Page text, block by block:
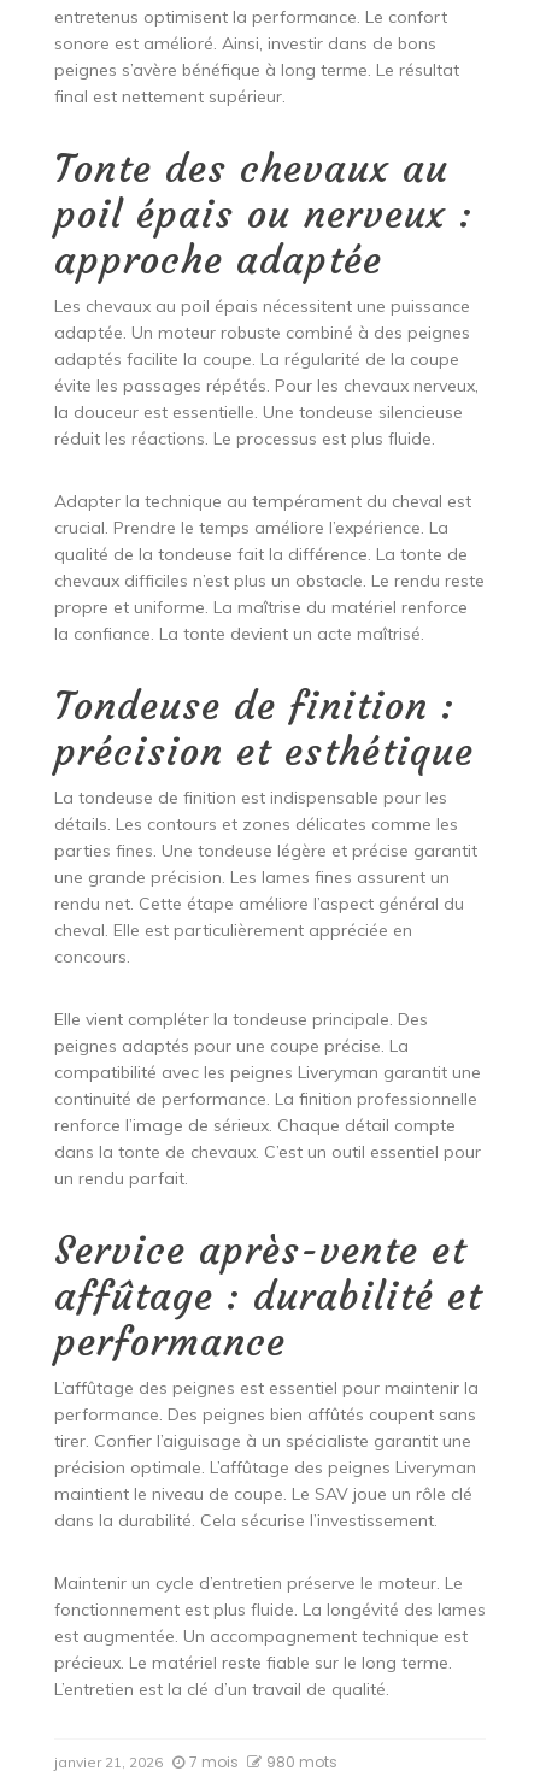
entretenus optimisent la performance. Le confort
sonore est amélioré. Ainsi, investir dans de bons
peignes s’avère bénéfique à long terme. Le résultat
final est nettement supérieur.
Tonte des chevaux au
poil épais ou nerveux :
approche adaptée
Les chevaux au poil épais nécessitent une puissance
adaptée. Un moteur robuste combiné à des peignes
adaptés facilite la coupe. La régularité de la coupe
évite les passages répétés. Pour les chevaux nerveux,
la douceur est essentielle. Une tondeuse silencieuse
réduit les réactions. Le processus est plus fluide.
Adapter la technique au tempérament du cheval est
crucial. Prendre le temps améliore l’expérience. La
qualité de la tondeuse fait la différence. La tonte de
chevaux difficiles n’est plus un obstacle. Le rendu reste
propre et uniforme. La maîtrise du matériel renforce
la confiance. La tonte devient un acte maîtrisé.
Tondeuse de finition :
précision et esthétique
La tondeuse de finition est indispensable pour les
détails. Les contours et zones délicates comme les
parties fines. Une tondeuse légère et précise garantit
une grande précision. Les lames fines assurent un
rendu net. Cette étape améliore l’aspect général du
cheval. Elle est particulièrement appréciée en
concours.
Elle vient compléter la tondeuse principale. Des
peignes adaptés pour une coupe précise. La
compatibilité avec les peignes Liveryman garantit une
continuité de performance. La finition professionnelle
renforce l’image de sérieux. Chaque détail compte
dans la tonte de chevaux. C’est un outil essentiel pour
un rendu parfait.
Service après-vente et
affûtage : durabilité et
performance
L’affûtage des peignes est essentiel pour maintenir la
performance. Des peignes bien affûtés coupent sans
tirer. Confier l’aiguisage à un spécialiste garantit une
précision optimale. L’affûtage des peignes Liveryman
maintient le niveau de coupe. Le SAV joue un rôle clé
dans la durabilité. Cela sécurise l’investissement.
Maintenir un cycle d’entretien préserve le moteur. Le
fonctionnement est plus fluide. La longévité des lames
est augmentée. Un accompagnement technique est
précieux. Le matériel reste fiable sur le long terme.
L’entretien est la clé d’un travail de qualité.
janvier 21, 2026 7 mois 980 mots